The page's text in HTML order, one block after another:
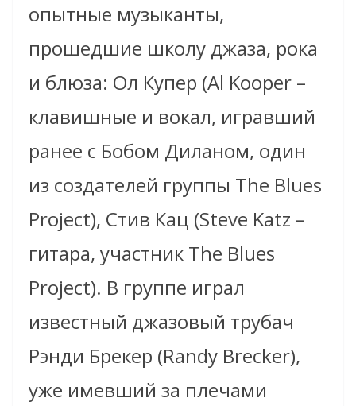
опытные музыканты,
прошедшие школу джаза, рока
и блюза: Ол Купер (Al Kooper –
клавишные и вокал, игравший
ранее с Бобом Диланом, один
из создателей группы The Blues
Project), Стив Кац (Steve Katz –
гитара, участник The Blues
Project). В группе играл
известный джазовый трубач
Рэнди Брекер (Randy Brecker),
уже имевший за плечами